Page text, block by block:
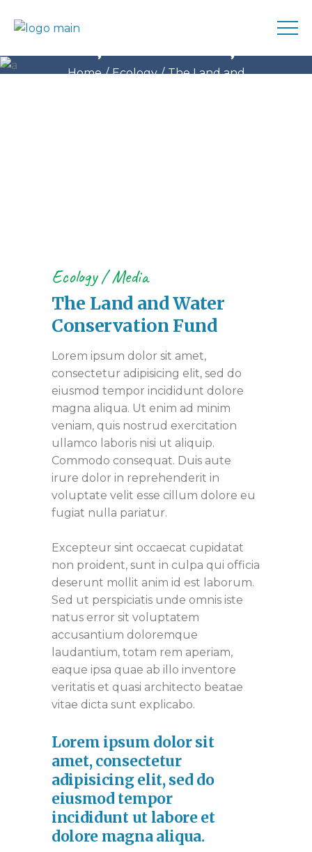
Home Ecology
The Land and
Ecology/Media
The Land and Water
Conservation Fund
Lorem ipsum dolor sit amet,
consectetur adipisicing elit, sed do
eiusmod tempor incididunt dolore
magna aliqua. Ut enim ad minim
veniam, quis nostrud exercitation
ullamco laboris nisi ut aliquip.
Commodo consequat. Duis aute
irure dolor in reprehenderit in
voluptate velit esse cillum dolore eu
fugiat nulla pariatur.
Excepteur sint occaecat cupidatat
non proident, sunt in culpa qui officia
deserunt mollit anim id est laborum.
Sed ut perspiciatis unde omnis iste
natus error sit voluptatem
accusantium doloremque
laudantium, totam rem aperiam,
eaque ipsa quae ab illo inventore
veritatis et quasi architecto beatae
vitae dicta sunt explicabo.
Lorem ipsum dolor sit
amet, consectetur
adipisicing elit, sed do
eiusmod tempor
incididunt ut labore et
dolore magna aliqua.